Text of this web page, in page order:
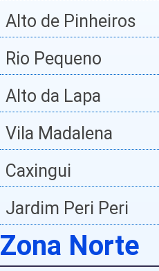
Alto de Pinheiros
Rio Pequeno
Alto da Lapa
Vila Madalena
Caxingui
Jardim Peri Peri
Zona Norte